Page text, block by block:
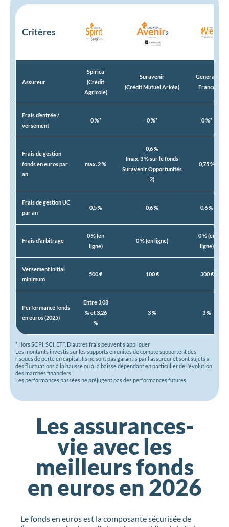
Critères
Assureur
Spirica
(Crédit
Agricole)
Suravenir
(Crédit Mutuel Arkéa)
Generali
France
Frais d’entrée /
versement
0 %* 0 %* 0 %*
Frais de gestion
fonds en euros par
an
max. 2 %
0,6 %
(max. 3 % sur le fonds
Suravenir Opportunités
2)
0,75 %
Frais de gestion UC
par an
0,5 % 0,6 % 0,6 %
Frais d’arbitrage
0 % (en
ligne)
0 % (en ligne)
0 % (en
ligne)
Versement initial
minimum
500 € 100 € 300 €
Performance fonds
en euros (2025)
Entre 3,08
% et 3,26
%
3 % 3 %
* Hors SCPI, SCI, ETF. D’autres frais peuvent s’appliquer
Les montants investis sur les supports en unités de compte supportent des
risques de perte en capital. Ils ne sont pas garantis par l’assureur et sont sujets à
des fluctuations à la hausse ou à la baisse dépendant en particulier de l’évolution
des marchés financiers.
Les performances passées ne préjugent pas des performances futures.
Les assurances-
vie avec les
meilleurs fonds
en euros en 2026
Le fonds en euros est la composante sécurisée de